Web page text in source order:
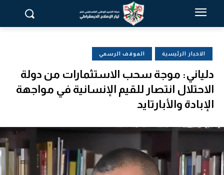
الاخبار الرئيسية الموقف الرسمي
دلياني: موجة سحب الاستثمارات من دولة
الاحتلال انتصار للقيم الإنسانية في مواجهة
الإبادة والأبارتايد